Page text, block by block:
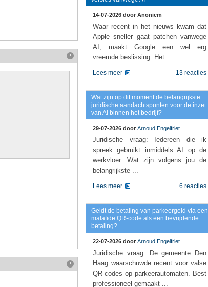
14-07-2026 door Anoniem
Waar recent in het nieuws kwam dat
Apple sneller gaat patchen vanwege
AI, maakt Google een wel erg
vreemde beslissing: Het ...
13 reacties
Lees meer
Wat zijn op dit moment de belangrijkste
juridische aandachtspunten voor de inzet
van AI binnen het bedrijf?
29-07-2026 door Arnoud Engelfriet
Juridische vraag: Iedereen die ik
spreek gebruikt inmiddels AI op de
werkvloer. Wat zijn volgens jou de
belangrijkste ...
6 reacties
Lees meer
Geldt de betaling van parkeergeld via een
malafide QR-code als een bevrijdende
betaling?
22-07-2026 door Arnoud Engelfriet
Juridische vraag: De gemeente Den
Haag waarschuwde recent voor valse
QR-codes op parkeerautomaten. Best
professioneel gemaakt ...